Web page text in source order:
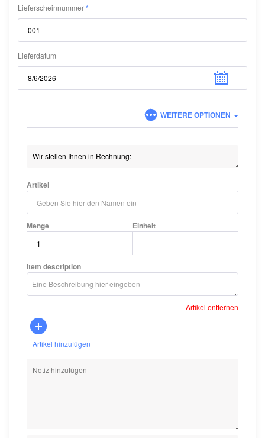
Lieferscheinnummer
Lieferdatum
WEITERE OPTIONEN
Artikel
Menge Einheit
Item description
Artikel entfernen
Artikel hinzufügen